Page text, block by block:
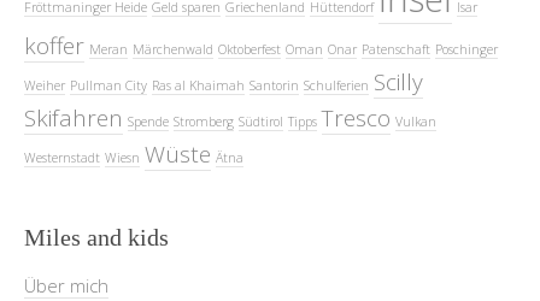
Fröttmaninger Heide Geld sparen Griechenland Hüttendorf Isar
koffer Meran Märchenwald Oktoberfest Oman Onar Patenschaft Poschinger
Weiher Pullman City Ras al Khaimah Santorin Schulferien Scilly
Skifahren Spende Stromberg Südtirol Tipps Tresco Vulkan
Westernstadt Wiesn Wüste Ätna
Miles and kids
Über mich